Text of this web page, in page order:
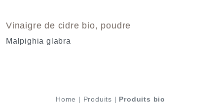
Vinaigre de cidre bio, poudre
Malpighia glabra
Home | Produits | Produits bio